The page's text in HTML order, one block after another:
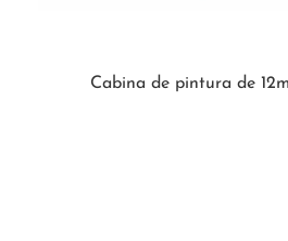
Cabina de pintura de